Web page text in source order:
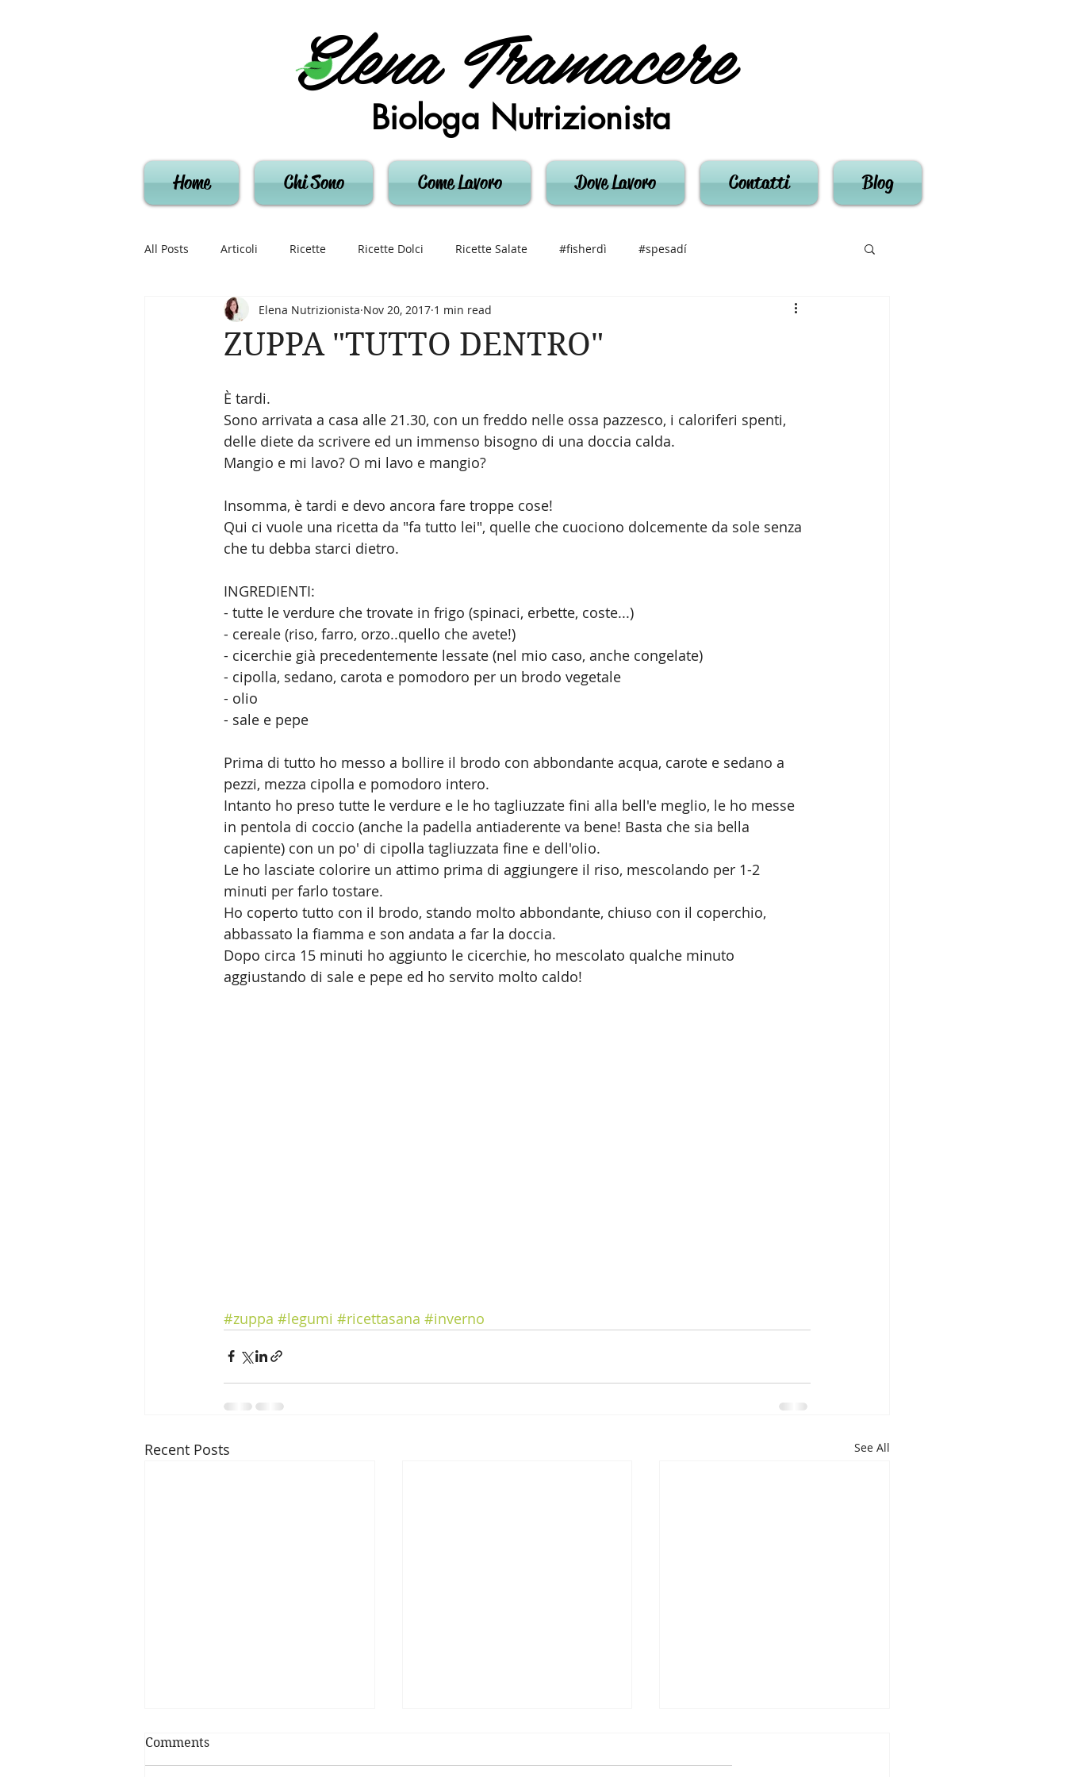
Elena Tramacere
Biologa Nutrizionista
Home Chi Sono Come Lavoro Dove Lavoro Contatti Blog
All Posts Articoli Ricette Ricette Dolci Ricette Salate #fisherdì #spesadí
ZUPPA "TUTTO DENTRO"
Elena Nutrizionista Nov 20, 2017 1 min read
È tardi.
Sono arrivata a casa alle 21.30, con un freddo nelle ossa pazzesco, i caloriferi spenti,
delle diete da scrivere ed un immenso bisogno di una doccia calda.
Mangio e mi lavo? O mi lavo e mangio?
Insomma, è tardi e devo ancora fare troppe cose!
Qui ci vuole una ricetta da "fa tutto lei", quelle che cuociono dolcemente da sole senza
che tu debba starci dietro.
INGREDIENTI:
- tutte le verdure che trovate in frigo (spinaci, erbette, coste...)
- cereale (riso, farro, orzo..quello che avete!)
- cicerchie già precedentemente lessate (nel mio caso, anche congelate)
- cipolla, sedano, carota e pomodoro per un brodo vegetale
- olio
- sale e pepe
Prima di tutto ho messo a bollire il brodo con abbondante acqua, carote e sedano a
pezzi, mezza cipolla e pomodoro intero.
Intanto ho preso tutte le verdure e le ho tagliuzzate fini alla bell'e meglio, le ho messe
in pentola di coccio (anche la padella antiaderente va bene! Basta che sia bella
capiente) con un po' di cipolla tagliuzzata fine e dell'olio.
Le ho lasciate colorire un attimo prima di aggiungere il riso, mescolando per 1-2
minuti per farlo tostare.
Ho coperto tutto con il brodo, stando molto abbondante, chiuso con il coperchio,
abbassato la fiamma e son andata a far la doccia.
Dopo circa 15 minuti ho aggiunto le cicerchie, ho mescolato qualche minuto
aggiustando di sale e pepe ed ho servito molto caldo!
#zuppa #legumi #ricettasana #inverno
Recent Posts See All
Eccoci qui
Per la serie chi non muore si
Comments